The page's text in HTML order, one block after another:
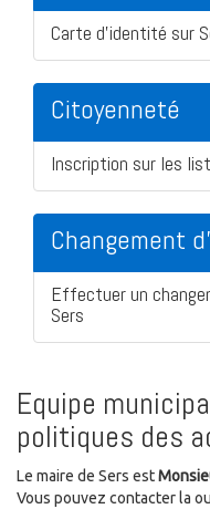
Carte d'identité sur
Citoyenneté
Inscription sur les
Changement
Effectuer un
Sers
Equipe
politiques des
Le maire de Sers est
Vous pouvez contacter la